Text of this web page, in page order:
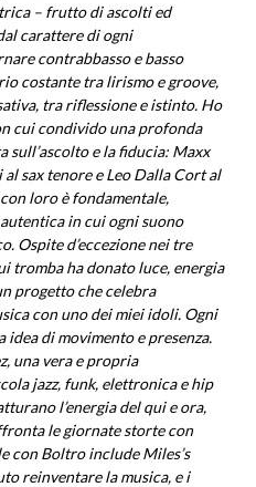
– frutto di ascolti ed
carattere di ogni
contrabbasso e basso
costante tra lirismo e groove,
tra riflessione e istinto. Ho
cui condivido una profonda
sull’ascolto e la fiducia: Maxx
sax tenore e Leo Dalla Cort al
loro è fondamentale,
in cui ogni suono
Ospite d’eccezione nei tre
tromba ha donato luce, energia
progetto che celebra
con uno dei miei idoli. Ogni
di movimento e presenza.
una vera e propria
jazz, funk, elettronica e hip
l’energia del qui e ora,
le giornate storte con
con Boltro include Miles’s
reinventare la musica, e i